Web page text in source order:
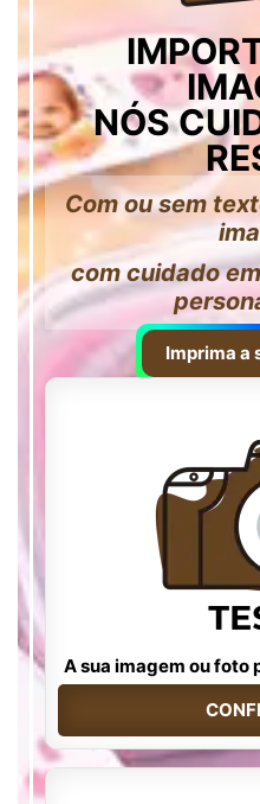
NÓS
Com ou sem
com cuidado
Imprima a
A sua imagem ou foto